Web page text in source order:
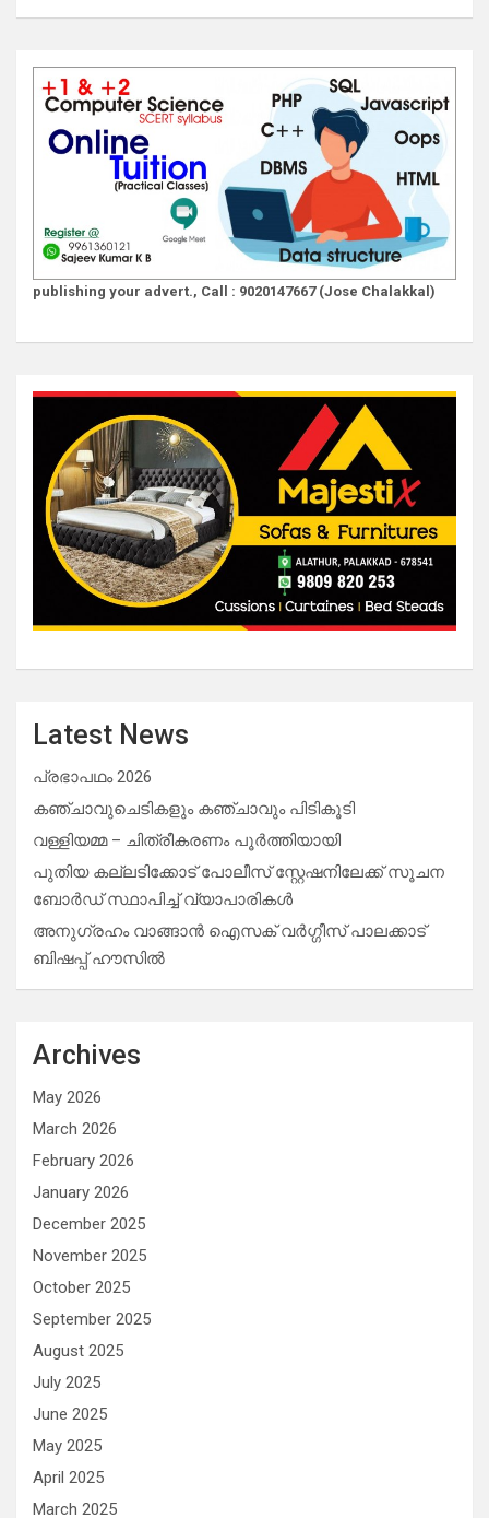
publishing your advert., Call : 9020147667 (Jose Chalakkal)
Latest News
പ്രഭാപഥം 2026
കഞ്ചാവുചെടികളും കഞ്ചാവും പിടികൂടി
വള്ളിയമ്മ – ചിത്രീകരണം പൂർത്തിയായി
പുതിയ കല്ലടിക്കോട് പോലീസ് സ്റ്റേഷനിലേക്ക് സൂചന
ബോർഡ് സ്ഥാപിച്ച് വ്യാപാരികൾ
അനുഗ്രഹം വാങ്ങാൻ ഐസക് വര്‍ഗ്ഗീസ് പാലക്കാട്
ബിഷപ്പ് ഹൗസില്‍
Archives
May 2026
March 2026
February 2026
January 2026
December 2025
November 2025
October 2025
September 2025
August 2025
July 2025
June 2025
May 2025
April 2025
March 2025